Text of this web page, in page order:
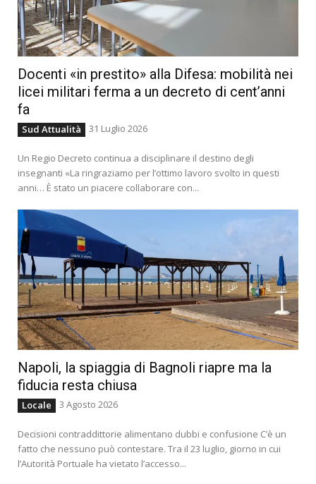
Docenti «in prestito» alla Difesa: mobilità nei
licei militari ferma a un decreto di cent’anni
fa
Sud Attualità 31 Luglio 2026
Un Regio Decreto continua a disciplinare il destino degli
insegnanti «La ringraziamo per l’ottimo lavoro svolto in questi
anni… È stato un piacere collaborare con...
Napoli, la spiaggia di Bagnoli riapre ma la
fiducia resta chiusa
Locale 3 Agosto 2026
Decisioni contraddittorie alimentano dubbi e confusione C’è un
fatto che nessuno può contestare. Tra il 23 luglio, giorno in cui
l’Autorità Portuale ha vietato l’accesso...